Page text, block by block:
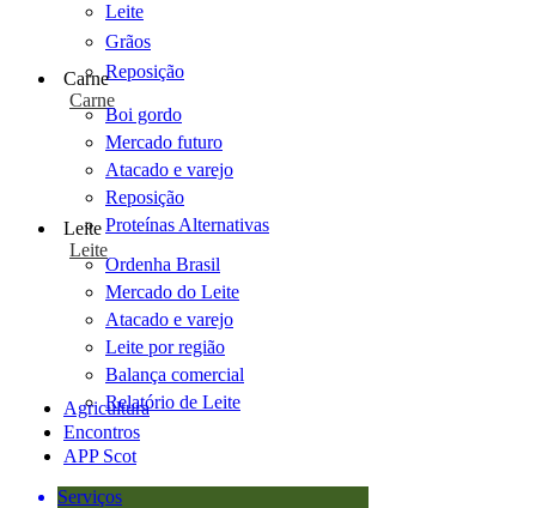
Leite
Grãos
Reposição
Carne
Carne
Boi gordo
Mercado futuro
Atacado e varejo
Reposição
Proteínas Alternativas
Leite
Leite
Ordenha Brasil
Mercado do Leite
Atacado e varejo
Leite por região
Balança comercial
Relatório de Leite
Agricultura
Encontros
APP Scot
Serviços